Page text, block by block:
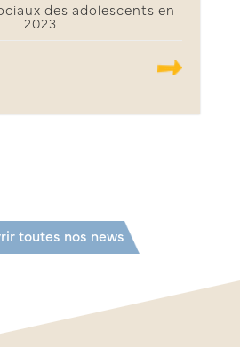
des adolescents en
2023
.......
toutes nos news